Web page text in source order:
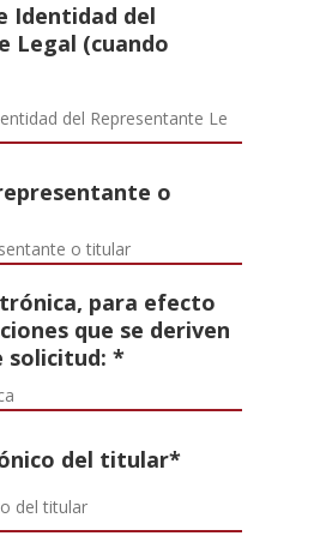
Identidad del
Legal (cuando
o
para efecto
que se deriven
solicitud: *
del titular*